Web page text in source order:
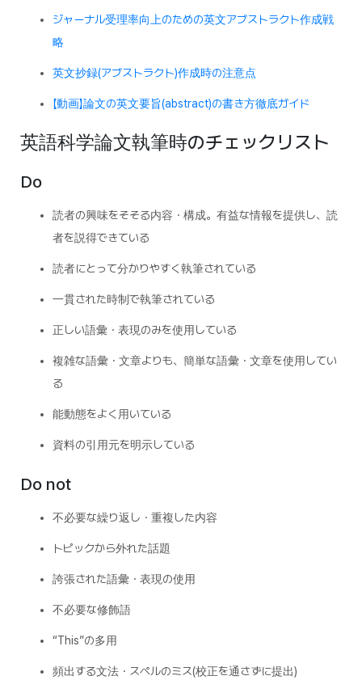
ジャーナル受理率向上のための英文アブストラクト作成戦
略
英文抄録(アブストラクト)作成時の注意点
【動画】論文の英文要旨(abstract)の書き方徹底ガイド
英語科学論文執筆時のチェックリスト
Do
読者の興味をそそる内容・構成。有益な情報を提供し、読
者を説得できている
読者にとって分かりやすく執筆されている
一貫された時制で執筆されている
正しい語彙・表現のみを使用している
複雑な語彙・文章よりも、簡単な語彙・文章を使用してい
る
能動態をよく用いている
資料の引用元を明示している
Do not
不必要な繰り返し・重複した内容
トピックから外れた話題
誇張された語彙・表現の使用
不必要な修飾語
“This”の多用
頻出する文法・スペルのミス(校正を通さずに提出)